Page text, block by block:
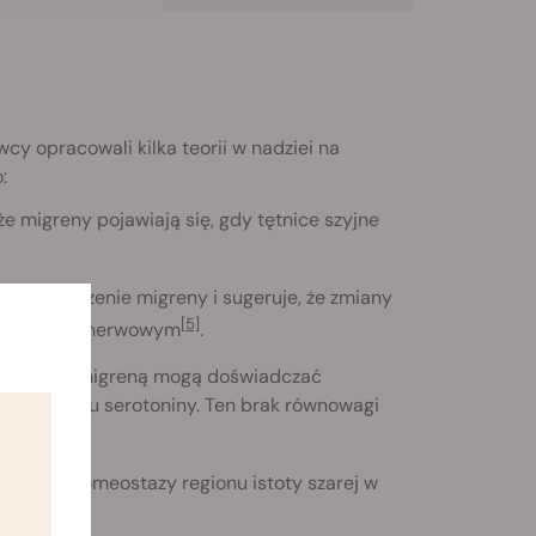
opracowali kilka teorii w nadziei na
migreny pojawiają się, gdy tętnice szyjne
pochodzenie migreny i sugeruje, że zmiany
nerwowym[5].
z migreną mogą doświadczać
poziomu serotoniny. Ten brak równowagi
homeostazy regionu istoty szarej w